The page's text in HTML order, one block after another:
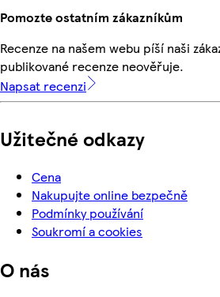
Pomozte ostatním zákazníkům
Recenze na našem webu píší naši
publikované recenze neověřuje.
Napsat recenzi
Užitečné odkazy
Cena
Nakupujte online bezpečně
Podmínky používání
Soukromí a cookies
O nás